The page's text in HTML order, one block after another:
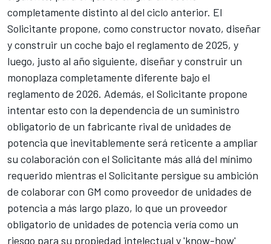
completamente distinto al del ciclo anterior. El
Solicitante propone, como constructor novato, diseñar
y construir un coche bajo el reglamento de 2025, y
luego, justo al año siguiente, diseñar y construir un
monoplaza completamente diferente bajo el
reglamento de 2026. Además, el Solicitante propone
intentar esto con la dependencia de un suministro
obligatorio de un fabricante rival de unidades de
potencia que inevitablemente será reticente a ampliar
su colaboración con el Solicitante más allá del mínimo
requerido mientras el Solicitante persigue su ambición
de colaborar con GM como proveedor de unidades de
potencia a más largo plazo, lo que un proveedor
obligatorio de unidades de potencia vería como un
riesgo para su propiedad intelectual y 'know-how'